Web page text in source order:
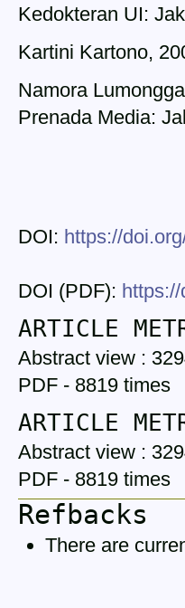
Kedokteran UI:
Kartini Kartono,
Namora
Prenada Media:
DOI: https://
DOI (PDF):
ARTICLE
Abstract view :
PDF - 8819 times
ARTICLE
Abstract view :
PDF - 8819 times
Refbacks
There are